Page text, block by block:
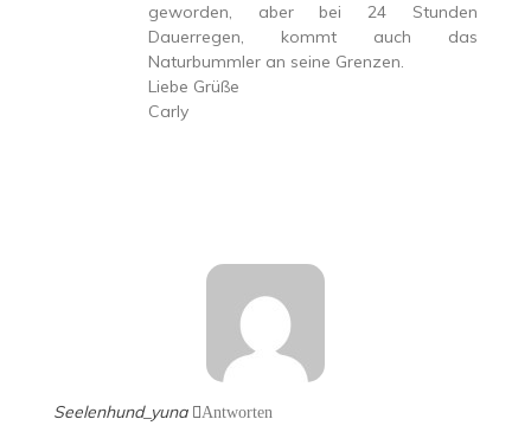
geworden, aber bei 24 Stunden
Dauerregen, kommt auch das
Naturbummler an seine Grenzen.
Liebe Grüße
Carly
Seelenhund_yuna Antworten